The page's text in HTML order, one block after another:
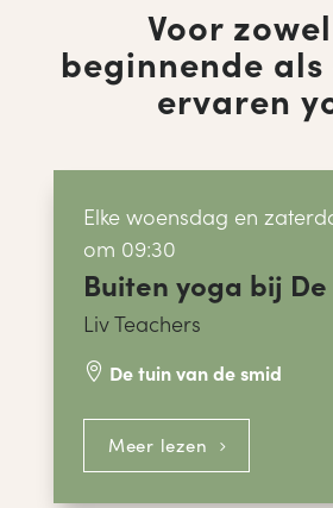
Voor
beginnende
ervaren
Elke woensdag en
om 09:30
Buiten yoga bij
Liv Teachers
 De tuin van de smid
Meer lezen